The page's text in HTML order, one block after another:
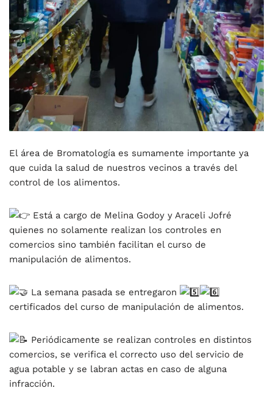
El área de Bromatología es sumamente importante ya
que cuida la salud de nuestros vecinos a través del
control de los alimentos.
Está a cargo de Melina Godoy y Araceli Jofré
quienes no solamente realizan los controles en
comercios sino también facilitan el curso de
manipulación de alimentos.
La semana pasada se entregaron
certificados del curso de manipulación de alimentos.
Periódicamente se realizan controles en distintos
comercios, se verifica el correcto uso del servicio de
agua potable y se labran actas en caso de alguna
infracción.